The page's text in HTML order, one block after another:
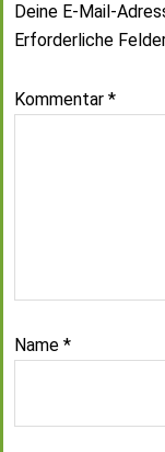
Deine E-Mail-
Erforderliche
Kommentar *
Name *